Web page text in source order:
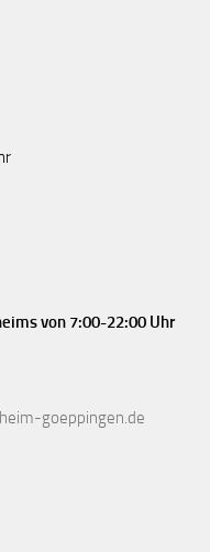
von 7:00-22:00 Uhr
goeppingen.de